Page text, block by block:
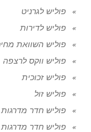
פוליש לגרניט
פוליש לדירות
פוליש השוואת
פוליש ווקס לרצפה
פוליש זכוכית
פוליש זול
פוליש חדר מדרגות
פוליש חדר